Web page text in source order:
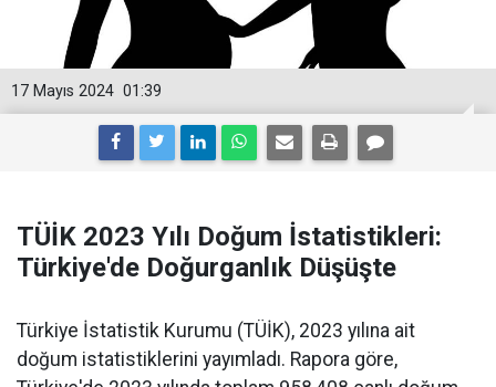
01:39
17 Mayıs 2024
TÜİK 2023 Yılı Doğum İstatistikleri:
Türkiye'de Doğurganlık Düşüşte
Türkiye İstatistik Kurumu (TÜİK), 2023 yılına ait
doğum istatistiklerini yayımladı. Rapora göre,